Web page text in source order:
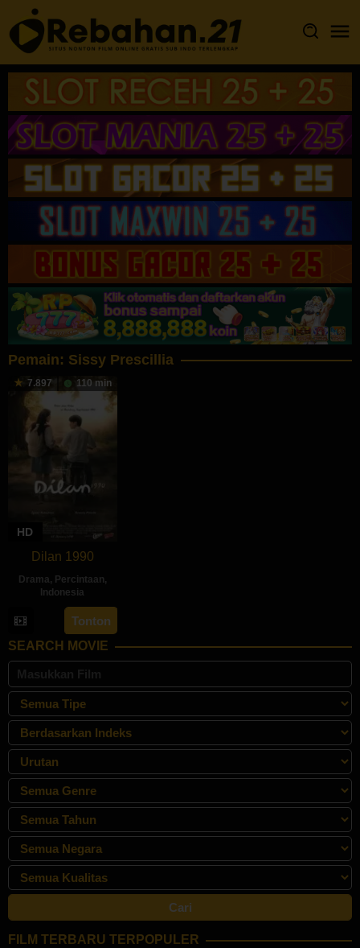
Loncat
ke
konten
Pemain: Sissy Prescillia
7.897 110 min
HD
Dilan 1990
Drama, Percintaan,
Indonesia
25
Jan
2018
Fajar
Bustomi
Tonton
SEARCH MOVIE
FILM TERBARU TERPOPULER